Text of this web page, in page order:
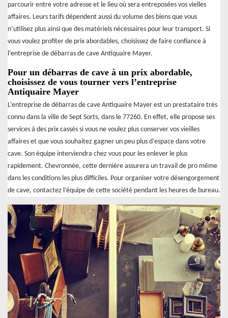
parcourir entre votre adresse et le lieu où sera entreposées vos vielles
affaires. Leurs tarifs dépendent aussi du volume des biens que vous
n’utilisez plus ainsi que des matériels nécessaires pour leur transport. Si
vous voulez profiter de prix abordables, choisissez de faire confiance à
l’entreprise de débarras de cave Antiquaire Mayer.
Pour un débarras de cave à un prix abordable,
choisissez de vous tourner vers l’entreprise
Antiquaire Mayer
L’entreprise de débarras de cave Antiquaire Mayer est un prestataire très
connu dans la ville de Sept Sorts, dans le 77260. En effet, elle propose ses
services à des prix cassés si vous ne voulez plus conserver vos vieilles
affaires et que vous souhaitez gagner un peu plus d’espace dans votre
cave. Son équipe interviendra chez vous pour les enlever le plus
rapidement. Chevronnée, cette dernière assurera un travail de pro même
dans les conditions les plus difficiles. Pour organiser votre désengorgement
de cave, contactez l’équipe de cette société pendant les heures de bureau.